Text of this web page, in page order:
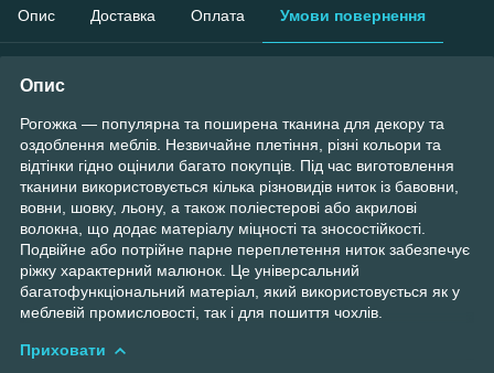
Опис Доставка Оплата Умови повернення
Опис
Рогожка — популярна та поширена тканина для декору та
оздоблення меблів. Незвичайне плетіння, різні кольори та
відтінки гідно оцінили багато покупців. Під час виготовлення
тканини використовується кілька різновидів ниток із бавовни,
вовни, шовку, льону, а також поліестерові або акрилові
волокна, що додає матеріалу міцності та зносостійкості.
Подвійне або потрійне парне переплетення ниток забезпечує
ріжку характерний малюнок. Це універсальний
багатофункціональний матеріал, який використовується як у
меблевій промисловості, так і для пошиття чохлів.
Приховати